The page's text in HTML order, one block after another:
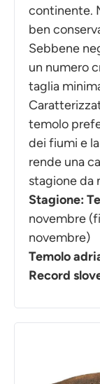
continente.
ben
Sebbene
un numero
taglia
temolo
dei fiumi e
rende una
stagione da
Stagione:
novembre
novembre)
Temolo
Record